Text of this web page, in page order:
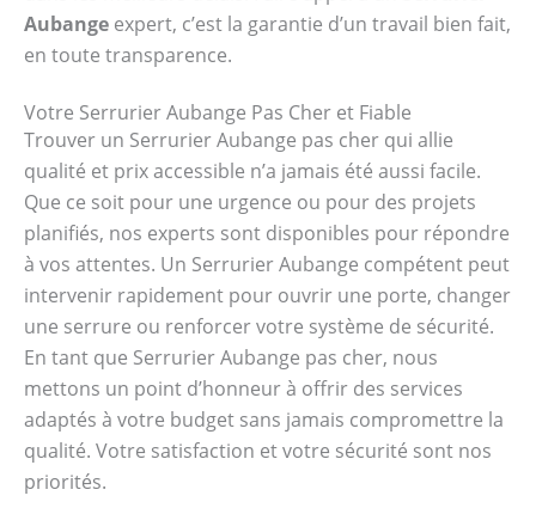
Aubange expert, c’est la garantie d’un travail bien fait,
en toute transparence.
Votre Serrurier Aubange Pas Cher et Fiable
Trouver un Serrurier Aubange pas cher qui allie
qualité et prix accessible n’a jamais été aussi facile.
Que ce soit pour une urgence ou pour des projets
planifiés, nos experts sont disponibles pour répondre
à vos attentes. Un Serrurier Aubange compétent peut
intervenir rapidement pour ouvrir une porte, changer
une serrure ou renforcer votre système de sécurité.
En tant que Serrurier Aubange pas cher, nous
mettons un point d’honneur à offrir des services
adaptés à votre budget sans jamais compromettre la
qualité. Votre satisfaction et votre sécurité sont nos
priorités.